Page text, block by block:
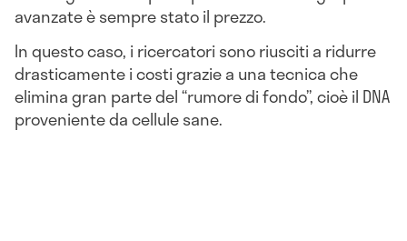
avanzate è sempre stato il prezzo.
In questo caso, i ricercatori sono riusciti a ridurre
drasticamente i costi grazie a una tecnica che
elimina gran parte del “rumore di fondo”, cioè il DNA
proveniente da cellule sane.